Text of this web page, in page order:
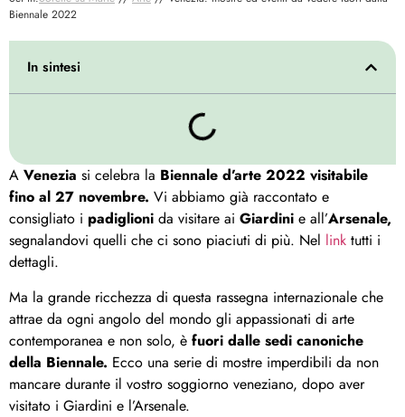
Biennale 2022
A Venezia si celebra la Biennale d’arte 2022 visitabile
fino al 27 novembre. Vi abbiamo già raccontato e
consigliato i padiglioni da visitare ai Giardini e all’Arsenale,
segnalandovi quelli che ci sono piaciuti di più. Nel link tutti i
dettagli.
Ma la grande ricchezza di questa rassegna internazionale che
attrae da ogni angolo del mondo gli appassionati di arte
contemporanea e non solo, è fuori dalle sedi canoniche
della Biennale. Ecco una serie di mostre imperdibili da non
mancare durante il vostro soggiorno veneziano, dopo aver
visitato i Giardini e l’Arsenale.
In sintesi